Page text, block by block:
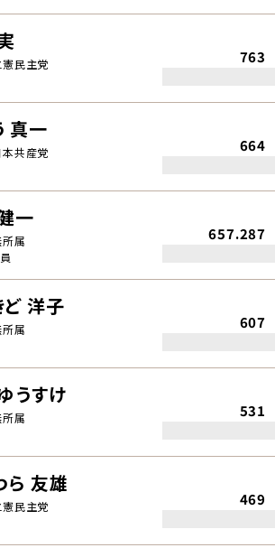
民主党
763
真一
共産党
664
一
属
657.287
ど 洋子
属
607
うすけ
属
531
ら 友雄
民主党
469